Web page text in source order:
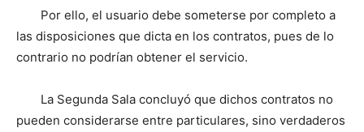
Por ello, el usuario debe someterse por completo a
las disposiciones que dicta en los contratos, pues de lo
contrario no podrían obtener el servicio.
La Segunda Sala concluyó que dichos contratos no
pueden considerarse entre particulares, sino verdaderos